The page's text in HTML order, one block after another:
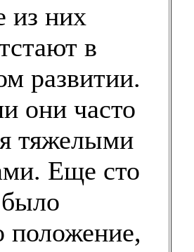
из них
в
развитии.
они часто
тяжелыми
Еще сто
положение,